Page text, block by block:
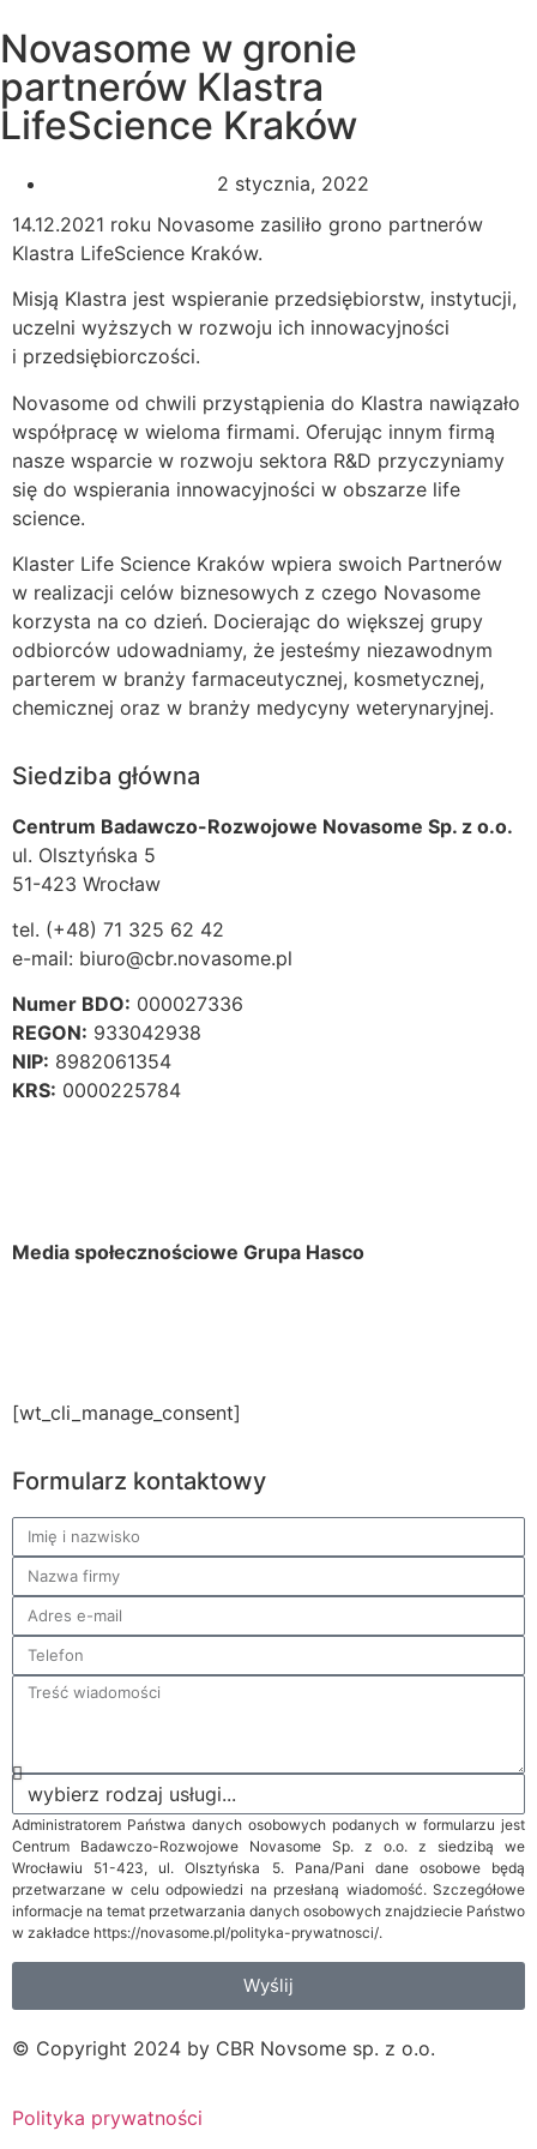
Novasome w gronie
partnerów Klastra
LifeScience Kraków
2 stycznia, 2022
14.12.2021 roku Novasome zasiliło grono partnerów
Klastra LifeScience Kraków.
Misją Klastra jest wspieranie przedsiębiorstw, instytucji,
uczelni wyższych w rozwoju ich innowacyjności
i przedsiębiorczości.
Novasome od chwili przystąpienia do Klastra nawiązało
współpracę w wieloma firmami. Oferując innym firmą
nasze wsparcie w rozwoju sektora R&D przyczyniamy
się do wspierania innowacyjności w obszarze life
science.
Klaster Life Science Kraków wpiera swoich Partnerów
w realizacji celów biznesowych z czego Novasome
korzysta na co dzień. Docierając do większej grupy
odbiorców udowadniamy, że jesteśmy niezawodnym
parterem w branży farmaceutycznej, kosmetycznej,
chemicznej oraz w branży medycyny weterynaryjnej.
Siedziba główna
Centrum Badawczo-Rozwojowe Novasome Sp. z o.o.
ul. Olsztyńska 5
51-423 Wrocław
tel. (+48) 71 325 62 42
e-mail: biuro@cbr.novasome.pl
Numer BDO: 000027336
REGON: 933042938
NIP: 8982061354
KRS: 0000225784
Media społecznościowe Grupa Hasco
[wt_cli_manage_consent]
Formularz kontaktowy
Administratorem Państwa danych osobowych podanych w formularzu jest
Centrum Badawczo-Rozwojowe Novasome Sp. z o.o. z siedzibą we
Wrocławiu 51-423, ul. Olsztyńska 5. Pana/Pani dane osobowe będą
przetwarzane w celu odpowiedzi na przesłaną wiadomość. Szczegółowe
informacje na temat przetwarzania danych osobowych znajdziecie Państwo
w zakładce https://novasome.pl/polityka-prywatnosci/.
Wyślij
© Copyright 2024 by CBR Novsome sp. z o.o.
Polityka prywatności